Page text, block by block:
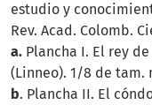
estudio y
Rev. Acad. Colomb.
a. Plancha I. El rey
(Linneo). 1/8 de tam.
b. Plancha II. El